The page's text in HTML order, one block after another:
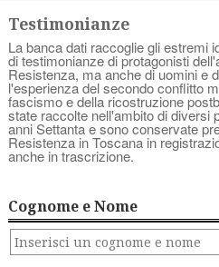
Testimonianze
La banca dati raccoglie gli estremi
di testimonianze di protagonisti
Resistenza, ma anche di uomini e
l'esperienza del secondo conflitto
fascismo e della ricostruzione
state raccolte nell'ambito di diversi
anni Settanta e sono conservate
Resistenza in Toscana in
anche in trascrizione.
Cognome e Nome